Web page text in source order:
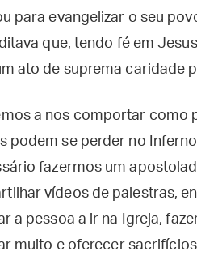
para evangelizar o seu
que, tendo fé em
ato de suprema caridade
a nos comportar como
podem se perder no
fazermos um
vídeos de palestras,
a pessoa a ir na Igreja,
muito e oferecer